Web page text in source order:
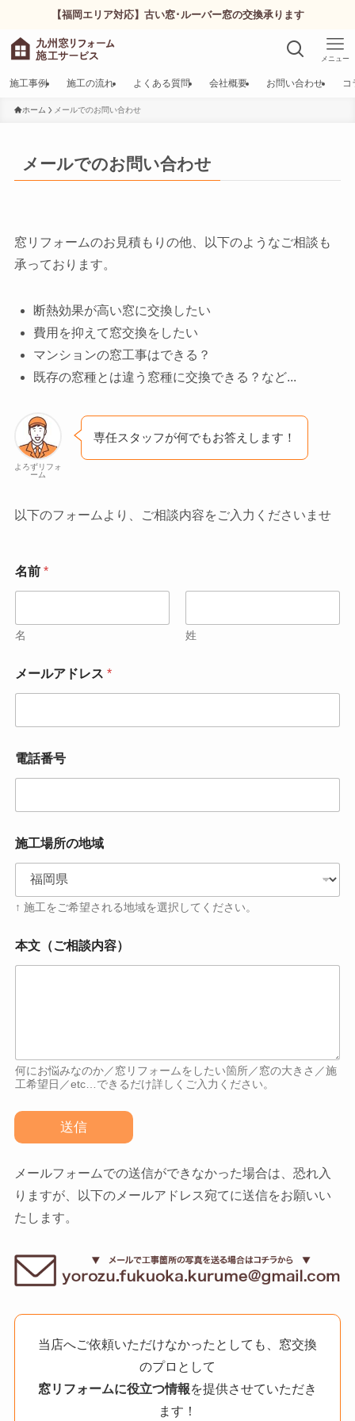
【福岡エリア対応】古い窓･ルーバー窓の交換承ります
メニュー
施工事例 施工の流れ よくある質問 会社概要 お問い合わせ コ
ホーム メールでのお問い合わせ
メールでのお問い合わせ
窓リフォームのお見積もりの他、以下のようなご相談も
承っております。
断熱効果が高い窓に交換したい
費用を抑えて窓交換をしたい
マンションの窓工事はできる？
既存の窓種とは違う窓種に交換できる？など...
よろずリフォ
ーム
専任スタッフが何でもお答えします！
以下のフォームより、ご相談内容をご入力くださいませ
名前 *
名 姓
前
本
相
談
内
）
文
談
）
メールアドレス *
電話番号
施工場所の地域
↑ 施工をご希望される地域を選択してください。
本文（ご相談内容）
何にお悩みなのか／窓リフォームをしたい箇所／窓の大きさ／施
工希望日／etc…できるだけ詳しくご入力ください。
送信
メールフォームでの送信ができなかった場合は、恐れ入
りますが、以下のメールアドレス宛てに送信をお願いい
たします。
当店へご依頼いただけなかったとしても、窓交換
のプロとして
窓リフォームに役立つ情報を提供させていただき
ます！